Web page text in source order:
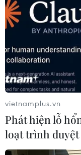
được nhận dạng.
vietnamplus.vn
Phát hiện lỗ
loạt trình duyệt